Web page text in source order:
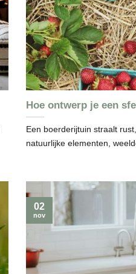
Hoe ontwerp je een
Een boerderijtuin straalt
natuurlijke elementen,
02
nov